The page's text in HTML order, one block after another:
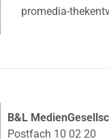
promedia-
B&L
Postfach 10 02 20